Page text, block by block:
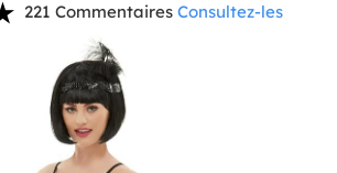
221 Commentaires Consultez-les